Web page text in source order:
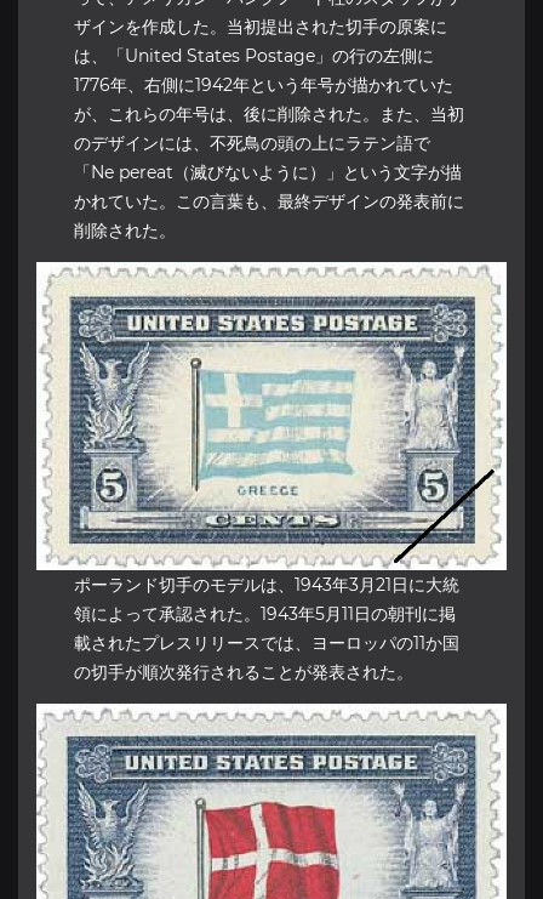
ザインを作成した。当初提出された切手の原案に
は、「United States Postage」の行の左側に
1776年、右側に1942年という年号が描かれていた
が、これらの年号は、後に削除された。また、当初
のデザインには、不死鳥の頭の上にラテン語で
「Ne pereat（滅びないように）」という文字が描
かれていた。この言葉も、最終デザインの発表前に
削除された。
ポーランド切手のモデルは、1943年3月21日に大統
領によって承認された。1943年5月11日の朝刊に掲
載されたプレスリリースでは、ヨーロッパの11か国
の切手が順次発行されることが発表された。